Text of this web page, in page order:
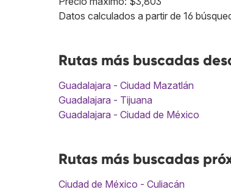
Datos calculados a partir de 16
Rutas más buscadas
Guadalajara - Ciudad Mazatlán
Guadalajara - Tijuana
Guadalajara - Ciudad de México
Rutas más buscadas
Ciudad de México - Culiacán